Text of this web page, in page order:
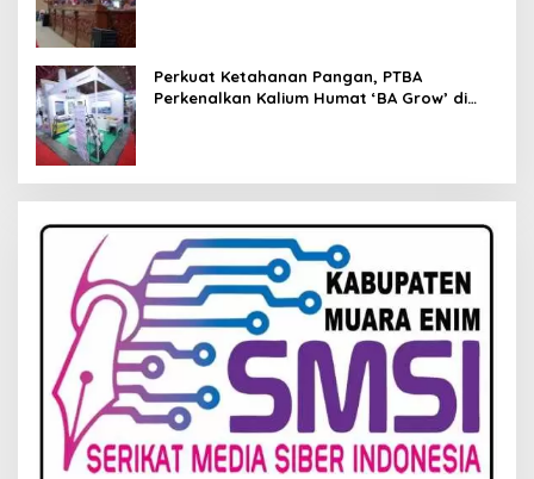
Perkuat Ketahanan Pangan, PTBA
Perkenalkan Kalium Humat ‘BA Grow’ di